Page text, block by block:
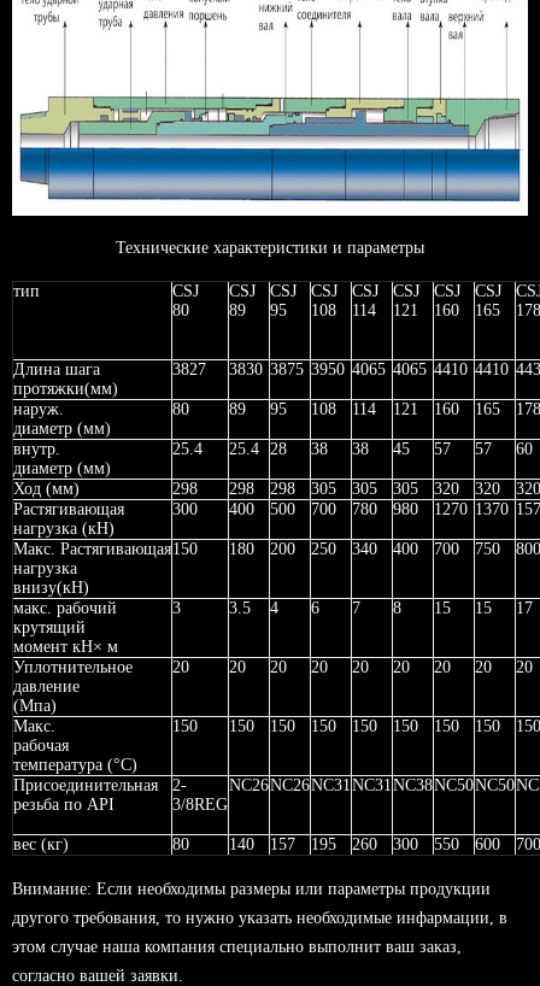
Технические характеристики и параметры
тип
CSJ
80
CSJ
89
CSJ
95
CSJ
108
CSJ
114
CSJ
121
CSJ
160
CSJ
165
178
Длина шага
протяжки(мм)
3827 3830 3875 3950 4065 4065 4410 4410
наруж.
диаметр (мм)
80 89 95 108 114 121 160 165 178
внутр.
диаметр (мм)
25.4 25.4 28 38 38 45 57 57 60
Ход (мм) 298 298 298 305 305 305 320 320
320
Растягивающая
нагрузка (кН)
300 400 500 700 780 980 1270 1370
Макс. Растягивающая
нагрузка
внизу(кН)
150 180 200 250 340 400 700 750 800
макс. рабочий
крутящий
момент кН× м
3 3.5 4 6 7 8 15 15 17
Уплотнительное
давление
(Мпа)
20 20 20 20 20 20 20 20 20
Макс.
рабочая
температура (°C)
150 150 150 150 150 150 150 150 150
Присоединительная
резьба по API
2-
3/8REG
NC26NC26NC31 NC31 NC38NC50NC50
вес (кг) 80 140 157 195 260 300 550 600 700
Внимание: Если необходимы размеры или параметры продукции
другого требования, то нужно указать необходимые инфармации, в
этом случае наша компания специально выполнит ваш заказ,
согласно вашей заявки.